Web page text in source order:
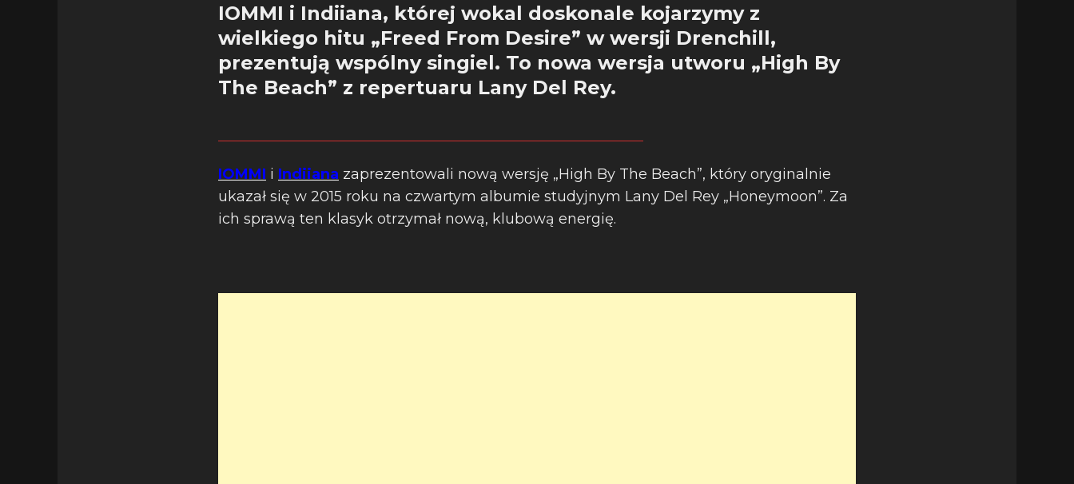
IOMMI i Indiiana, której wokal doskonale kojarzymy z
wielkiego hitu „Freed From Desire” w wersji Drenchill,
prezentują wspólny singiel. To nowa wersja utworu „High By
The Beach” z repertuaru Lany Del Rey.
IOMMI i Indiiana zaprezentowali nową wersję „High By The Beach”, który oryginalnie
ukazał się w 2015 roku na czwartym albumie studyjnym Lany Del Rey „Honeymoon”. Za
ich sprawą ten klasyk otrzymał nową, klubową energię.